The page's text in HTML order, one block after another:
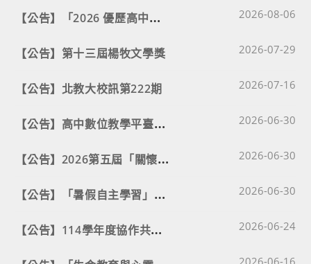
【
公告】「2026 優歷高中生之夜｜我想成為怎樣的人？——從學檔開始的自我對話」 Post published:
2026-08-06
【公告】第十三屆楊牧文學獎 Post published:
2026-07-29
【公告】北教大校訊第222期 Post published:
2026-07-16
【
公告】高中數位教學平臺啟動專案 Post published:
2026-06-30
【
公告】2026第五屆「關懷動物文學獎」 Post published:
2026-06-30
【
公告】「暑假自主學習」活動 Post published:
2026-06-30
【
公告】114學年度協作共好計畫全國自主學習分享會 Post published:
2026-06-24
Post published: